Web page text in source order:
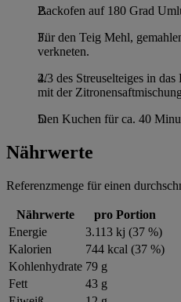
Backofen auf 180 Grad
Für den Teig Mehl,
verkneten.
2/3 des Streuselteiges in
mit der
Den Kuchen für ca. 40
Nährwerte
Referenzmenge für einen
Nährwerte
pro Portion
Energie
3.113 kj (37 %)
Kalorien
744 kcal (37 %)
Kohlenhydrate 79 g
Fett
43 g